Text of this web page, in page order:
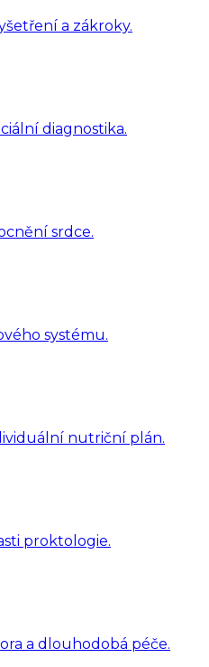
a zákroky.
diagnostika.
srdce.
systému.
nutriční plán.
proktologie.
a dlouhodobá péče.